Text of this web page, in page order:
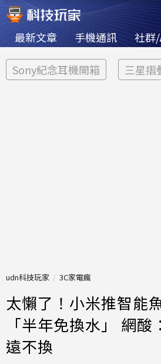
最新文章 手機通訊 社群
Sony紀念耳機開箱 三星摺
udn科技玩家 3C家電瘋
太懶了！小米推智能
「半年免換水」 網
遠不換